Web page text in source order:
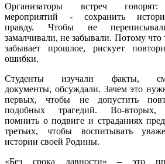
Организаторы встреч
мероприятий - сохранить
правду. Чтобы не
замалчивали, не забывали. Потому что
забывает прошлое, рискует
ошибки.
Студенты изучали факты,
документы, обсуждали. Зачем это
первых, чтобы не допустить
подобных трагедий. Во-вторых,
помнить о подвиге и страданиях
третьих, чтобы воспитывать
истории своей Родины.
«Без срока давности» – это